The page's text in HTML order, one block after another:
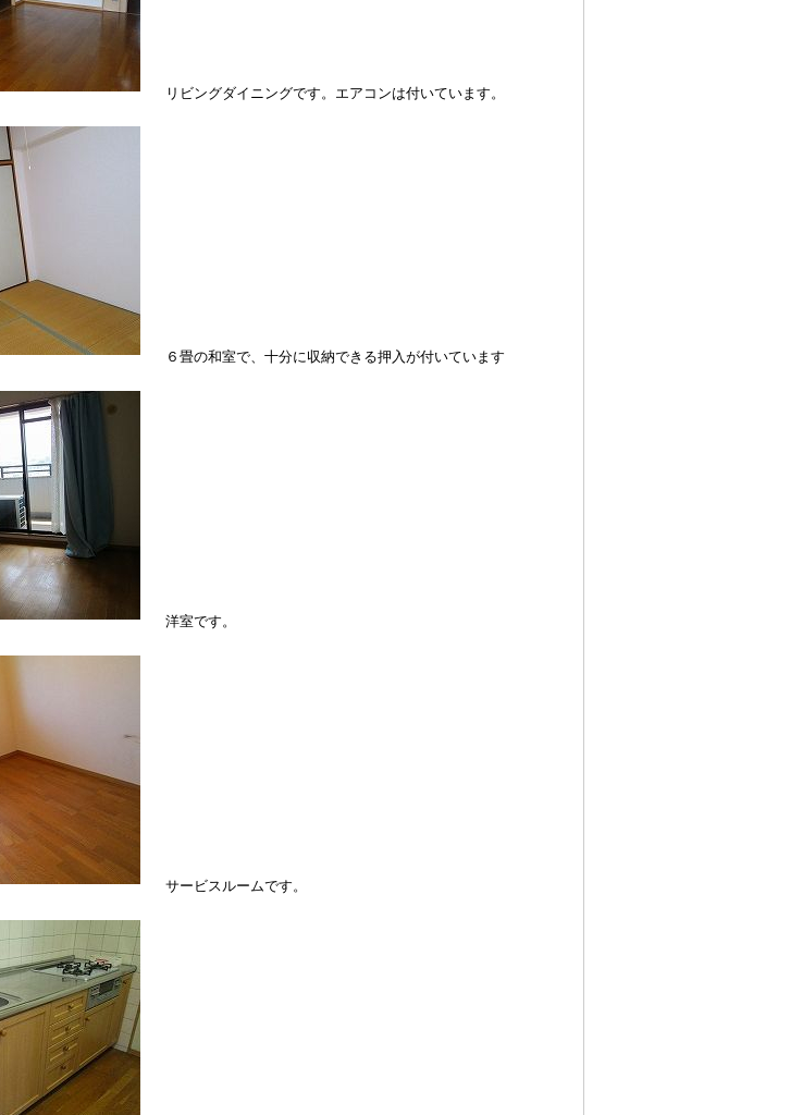
リビングダイニングです。エアコンは付いています。
６畳の和室で、十分に収納できる押入が付いています
洋室です。
サービスルームです。